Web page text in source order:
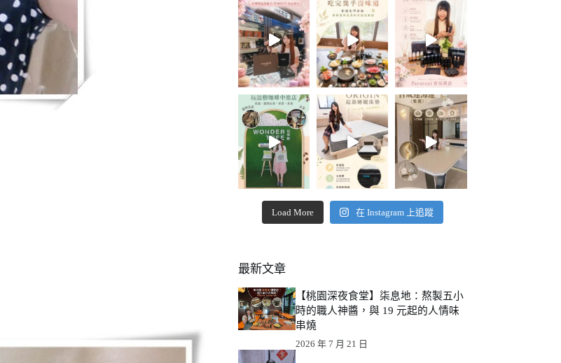
Load More 在 Instagram 上追蹤
最新文章
【桃園深夜食堂】柒息地：熬製五小
時的職人神醬，與 19 元起的人情味
串燒
2026 年 7 月 21 日